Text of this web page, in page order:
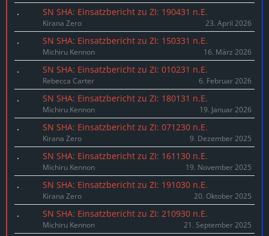
SN SHA: Einsatzbericht zu ZI: 190431 n.E.
Kirana Zero 23. April 2026
SN SHA: Einsatzbericht zu ZI: 150331 n.E.
Michiru Kennon 16. März 2026
SN SHA: Einsatzbericht zu ZI: 010231 n.E.
Rebecca Carter 6. Februar 2026
SN SHA: Einsatzbericht zu ZI: 180131 n.E.
Michiru Kennon 19. Januar 2026
SN SHA: Einsatzbericht zu ZI: 071230 n.E.
Kirana Zero 9. Dezember 2025
SN SHA: Einsatzbericht zu ZI: 161130 n.E.
Michiru Kennon 19. November 2025
SN SHA: Einsatzbericht zu ZI: 191030 n.E.
Kirana Zero 20. Oktober 2025
SN SHA: Einsatzbericht zu ZI: 210930 n.E.
Michiru Kennon 21. September 2025